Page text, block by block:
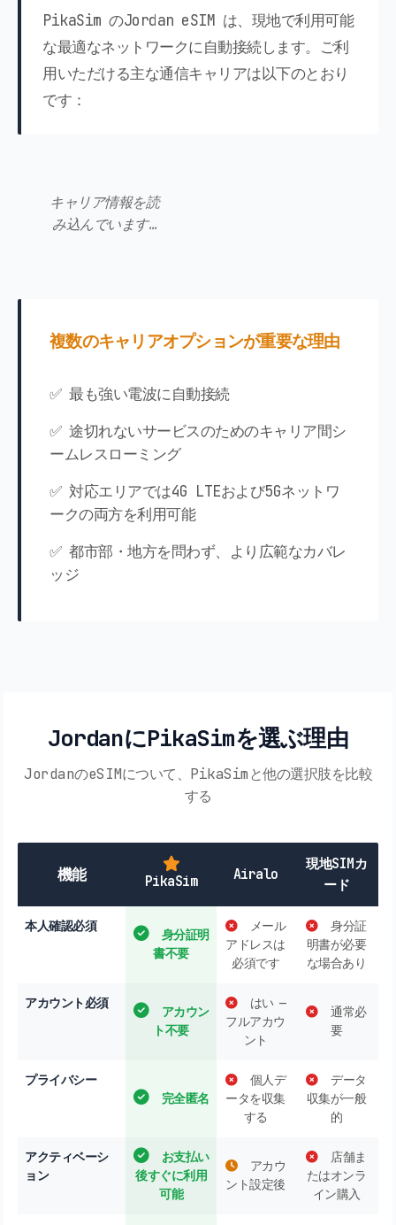
PikaSim のJordan eSIM は、現地で利用可能
な最適なネットワークに自動接続します。ご利
用いただける主な通信キャリアは以下のとおり
です：
キャリア情報を読
み込んでいます…
複数のキャリアオプションが重要な理由
✅ 最も強い電波に自動接続
✅ 途切れないサービスのためのキャリア間シ
ームレスローミング
✅ 対応エリアでは4G LTEおよび5Gネットワ
ークの両方を利用可能
✅ 都市部・地方を問わず、より広範なカバレ
ッジ
JordanにPikaSimを選ぶ理由
JordanのeSIMについて、PikaSimと他の選択肢を比較
する
機能 PikaSim Airalo
現地SIMカ
ード
本人確認必須
身分証明
書不要
メール
アドレスは
必須です
身分証
明書が必要
な場合あり
アカウント必須
アカウン
ト不要
はい —
フルアカウ
ント
通常必
要
プライバシー
完全匿名
個人デ
ータを収集
する
データ
収集が一般
的
アクティベーシ
ョン
お支払い
後すぐに利用
可能
アカウ
ント設定後
店舗ま
たはオンラ
イン購入